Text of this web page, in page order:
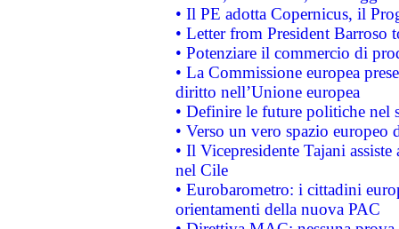
• Il PE adotta Copernicus, il
• Letter from President Barroso
• Potenziare il commercio di
• La Commissione europea
diritto nell’Unione europea
• Definire le future politiche nel
• Verso un vero spazio
• Il Vicepresidente Tajani
nel Cile
• Eurobarometro: i cittadini
orientamenti della nuova PAC